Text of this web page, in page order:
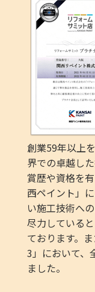
創業59年以上
界での卓越し
賞歴や資格を
西ペイント」
い施工技術へ
尽力している
ております。
3」において、
ました。